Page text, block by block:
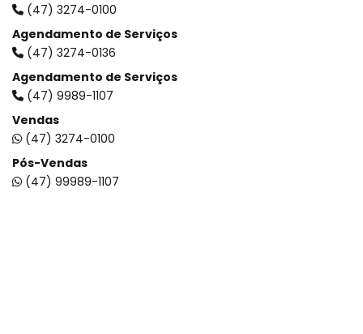
(47) 3274-0100
Agendamento de Serviços
(47) 3274-0136
Agendamento de Serviços
(47) 9989-1107
Vendas
(47) 3274-0100
Pós-Vendas
(47) 99989-1107